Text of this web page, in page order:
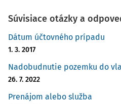
Súvisiace otázky a
Dátum účtovného prípadu
1. 3. 2017
Nadobudnutie pozemku do
26. 7. 2022
Prenájom alebo služba